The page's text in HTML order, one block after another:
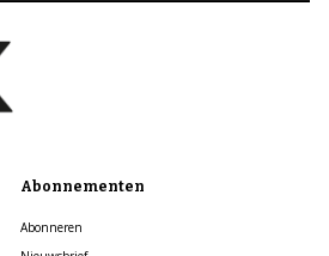
Abonnementen
Abonneren